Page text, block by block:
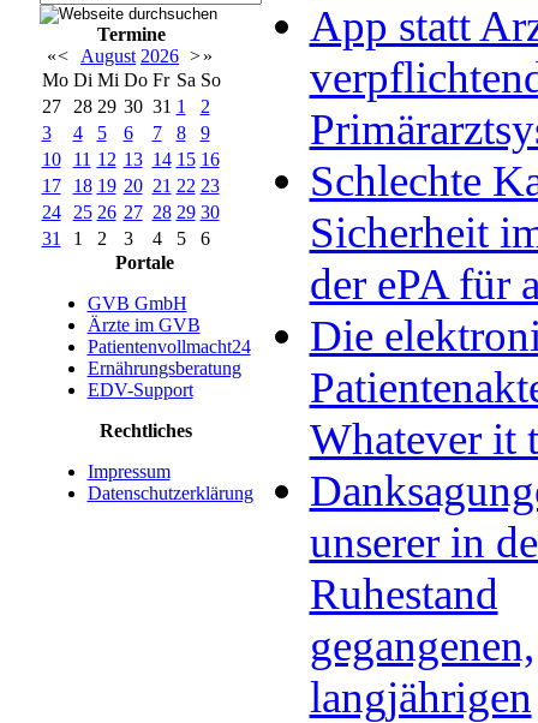
Termine
«< August 2026 >»
Mo Di Mi Do Fr Sa So
27
28 29 30 31 1
2
3
4 5 6 7 8
9
10
11 12 13 14 15 16
17
18 19 20 21 22 23
24
25 26 27 28 29 30
31
1 2 3 4 5
6
Portale
GVB GmbH
Ärzte im GVB
Patientenvollmacht24
Ernährungsberatung
EDV-Support
Rechtliches
Impressum
Datenschutzerklärung
App statt
Schlechte
Sicherheit
der ePA für
Die
Whatever it
unserer in
Ruhestand
gegangenen,
langjährigen